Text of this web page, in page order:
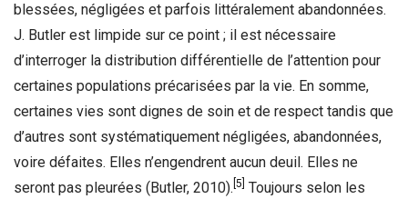
blessées, négligées et parfois littéralement abandonnées.
J. Butler est limpide sur ce point ; il est nécessaire
d’interroger la distribution différentielle de l’attention pour
certaines populations précarisées par la vie. En somme,
certaines vies sont dignes de soin et de respect tandis que
d’autres sont systématiquement négligées, abandonnées,
voire défaites. Elles n’engendrent aucun deuil. Elles ne
seront pas pleurées (Butler, 2010). [5] Toujours selon les